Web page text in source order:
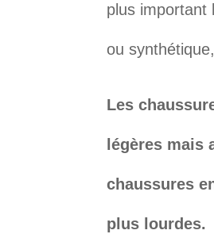
plus important
ou
Les
légères mais
chaussures
plus lourdes.